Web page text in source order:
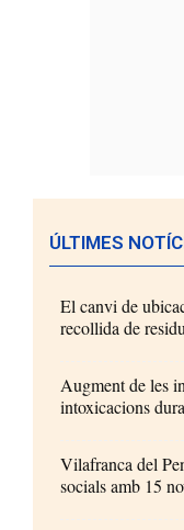
ÚLTIMES
El canvi de
recollida de
Augment de les
intoxicacions
Vilafranca del
socials amb 15